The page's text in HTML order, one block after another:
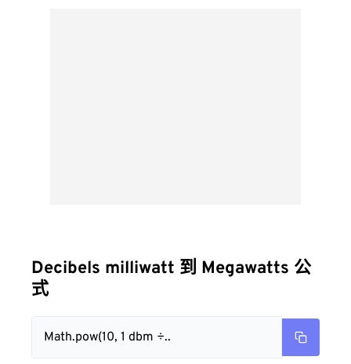
Decibels milliwatt 到 Megawatts 公
式
Math.pow(10, 1 dbm ÷..